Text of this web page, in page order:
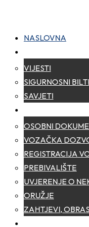
NASLOVNA
VIJESTI
SIGURNOSNI
SAVJETI
OSOBNI
VOZAČKA
REGISTRACIJA
PREBIVALIŠTE
UVJERENJE O
ORUŽJE
ZAHTJEVI,